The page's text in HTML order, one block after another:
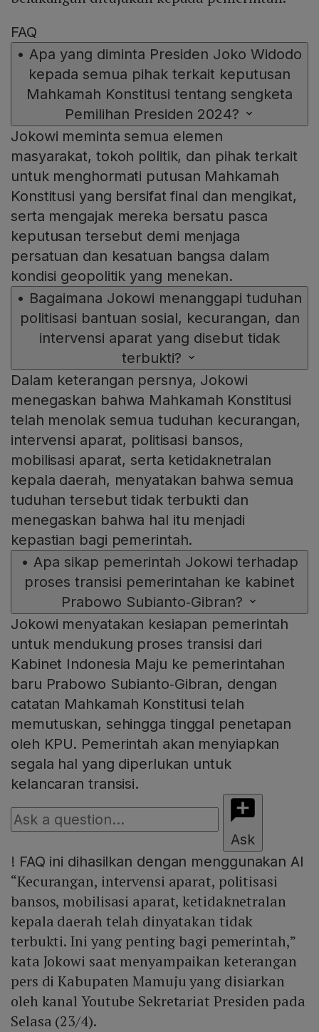
FAQ
• Apa yang diminta Presiden Joko Widodo
kepada semua pihak terkait keputusan
Mahkamah Konstitusi tentang sengketa
Pemilihan Presiden 2024?
Jokowi meminta semua elemen
masyarakat, tokoh politik, dan pihak terkait
untuk menghormati putusan Mahkamah
Konstitusi yang bersifat final dan mengikat,
serta mengajak mereka bersatu pasca
keputusan tersebut demi menjaga
persatuan dan kesatuan bangsa dalam
kondisi geopolitik yang menekan.
• Bagaimana Jokowi menanggapi tuduhan
politisasi bantuan sosial, kecurangan, dan
intervensi aparat yang disebut tidak
terbukti?
Dalam keterangan persnya, Jokowi
menegaskan bahwa Mahkamah Konstitusi
telah menolak semua tuduhan kecurangan,
intervensi aparat, politisasi bansos,
mobilisasi aparat, serta ketidaknetralan
kepala daerah, menyatakan bahwa semua
tuduhan tersebut tidak terbukti dan
menegaskan bahwa hal itu menjadi
kepastian bagi pemerintah.
• Apa sikap pemerintah Jokowi terhadap
proses transisi pemerintahan ke kabinet
Prabowo Subianto‑Gibran?
Jokowi menyatakan kesiapan pemerintah
untuk mendukung proses transisi dari
Kabinet Indonesia Maju ke pemerintahan
baru Prabowo Subianto‑Gibran, dengan
catatan Mahkamah Konstitusi telah
memutuskan, sehingga tinggal penetapan
oleh KPU. Pemerintah akan menyiapkan
segala hal yang diperlukan untuk
kelancaran transisi.
Ask
! FAQ ini dihasilkan dengan menggunakan AI
“Kecurangan, intervensi aparat, politisasi
bansos, mobilisasi aparat, ketidaknetralan
kepala daerah telah dinyatakan tidak
terbukti. Ini yang penting bagi pemerintah,”
kata Jokowi saat menyampaikan keterangan
pers di Kabupaten Mamuju yang disiarkan
oleh kanal Youtube Sekretariat Presiden pada
Selasa (23/4).